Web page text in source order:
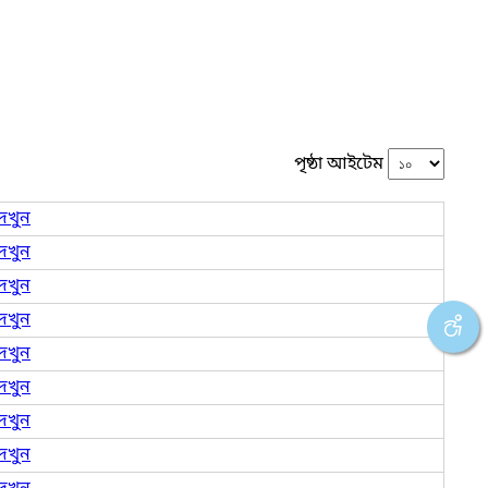
পৃষ্ঠা আইটেম